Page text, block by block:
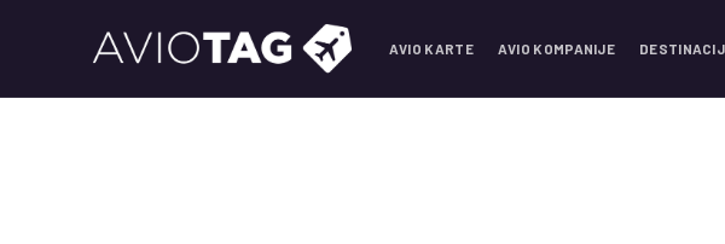
AVIO KARTE AVIO KOMPANIJE